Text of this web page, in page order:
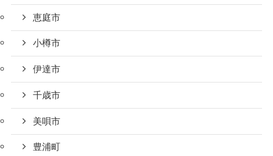
恵庭市
小樽市
伊達市
千歳市
美唄市
豊浦町